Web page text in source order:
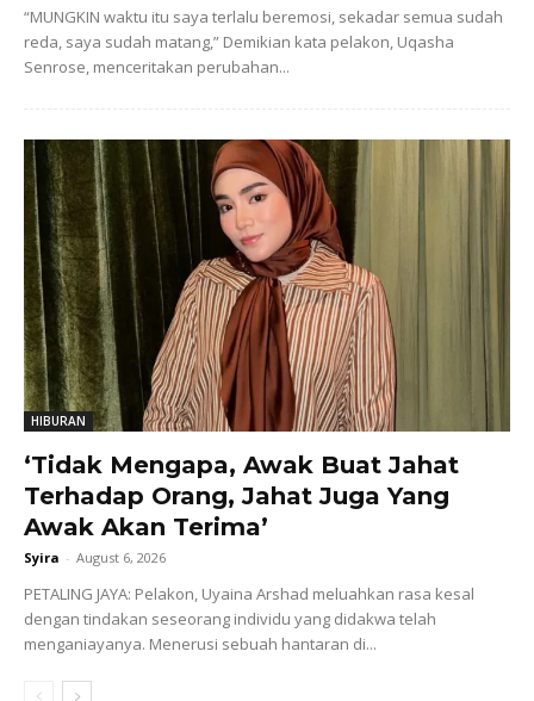
“MUNGKIN waktu itu saya terlalu beremosi, sekadar semua sudah
reda, saya sudah matang,” Demikian kata pelakon, Uqasha
Senrose, menceritakan perubahan...
HIBURAN
‘Tidak Mengapa, Awak Buat Jahat
Terhadap Orang, Jahat Juga Yang
Awak Akan Terima’
Syira - August 6, 2026
PETALING JAYA: Pelakon, Uyaina Arshad meluahkan rasa kesal
dengan tindakan seseorang individu yang didakwa telah
menganiayanya. Menerusi sebuah hantaran di...